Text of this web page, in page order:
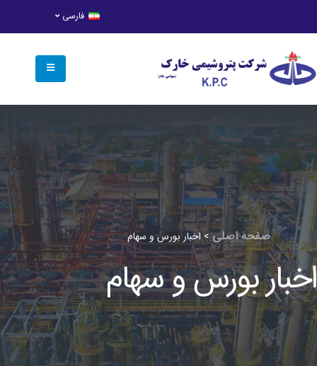
فارسی
صفحه اصلی>اخبار بورس و سهام
اخبار بورس و سهام